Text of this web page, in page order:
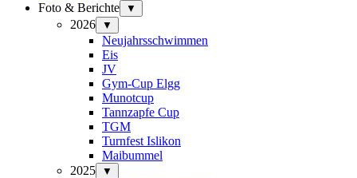
Foto & Berichte
▼
2026 ▼
Neujahrsschwimmen
Eis
JV
Gym-Cup Elgg
Munotcup
Tannzapfe Cup
TGM
Turnfest Islikon
Maibummel
2025
▼